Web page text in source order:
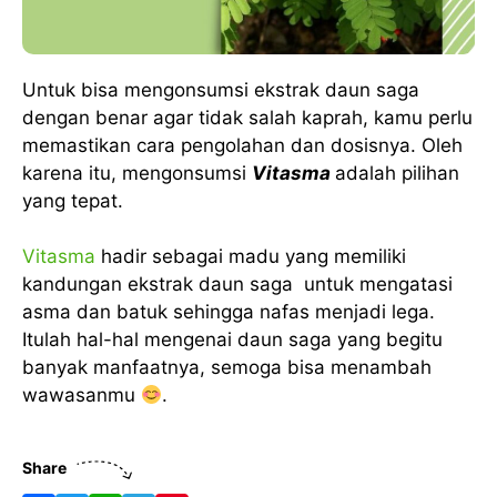
Untuk bisa mengonsumsi ekstrak daun saga
dengan benar agar tidak salah kaprah, kamu perlu
memastikan cara pengolahan dan dosisnya. Oleh
karena itu, mengonsumsi Vitasma adalah pilihan
yang tepat.
Vitasma hadir sebagai madu yang memiliki
kandungan ekstrak daun saga untuk mengatasi
asma dan batuk sehingga nafas menjadi lega.
Itulah hal-hal mengenai daun saga yang begitu
banyak manfaatnya, semoga bisa menambah
wawasanmu
.
Share